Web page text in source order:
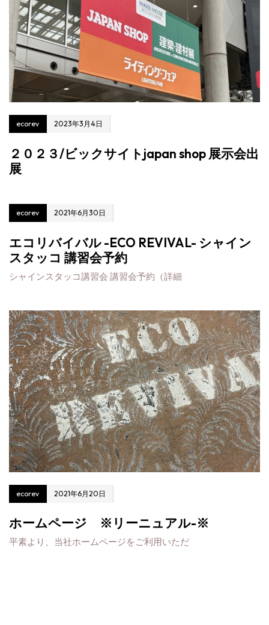
ecorev 2023年3月4日
２０２３/ビックサイトjapan shop 展示会出
展
ecorev 2021年6月30日
エコリバイバル -ECO REVIVAL- シャイン
スタッコ 講習会予約
シャインスタッコ講習会 講習会予約（詳細
ecorev 2021年6月20日
ホームページ ※リーニュアル-※
平素より、当社ホームページをご利用いただ